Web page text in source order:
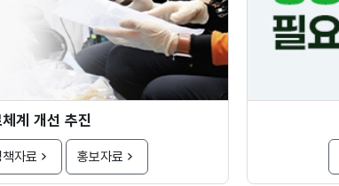
계 개선 추진
책자료 홍보자료